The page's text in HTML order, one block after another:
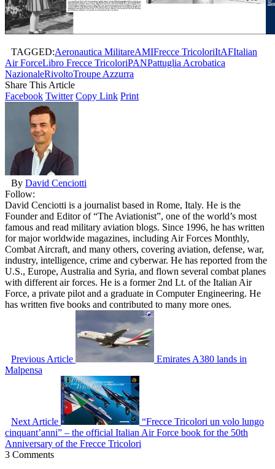
TAGGED:Aeronautica MilitareAMIFrecce TricoloriItAFItalian
Air ForceLibro Frecce TricoloriPANPattuglia Acrobatica
NazionaleRivoltoTroupe Azzurra
Share This Article
Facebook Twitter Copy Link Print
By David Cenciotti
Follow:
David Cenciotti is a journalist based in Rome, Italy. He is the
Founder and Editor of “The Aviationist”, one of the world’s most
famous and read military aviation blogs. Since 1996, he has written
for major worldwide magazines, including Air Forces Monthly,
Combat Aircraft, and many others, covering aviation, defense, war,
industry, intelligence, crime and cyberwar. He has reported from the
U.S., Europe, Australia and Syria, and flown several combat planes
with different air forces. He is a former 2nd Lt. of the Italian Air
Force, a private pilot and a graduate in Computer Engineering. He
has written five books and contributed to many more ones.
Previous Article
Emirates A380 lands in
Malpensa
Next Article
“Frecce Tricolori un volo lungo
cinquant’anni” – the official Italian Air Force book for the 50th
Anniversary of the Frecce Tricolori
3 Comments